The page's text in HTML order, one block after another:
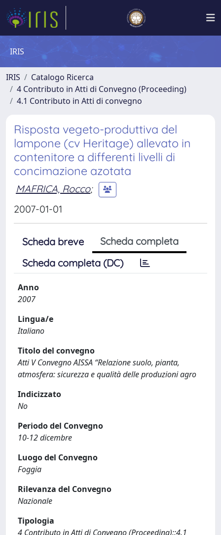
IRIS
IRIS
Catalogo Ricerca
4 Contributo in Atti di Convegno (Proceeding)
4.1 Contributo in Atti di convegno
Risposta vegeto-produttiva del
lampone (cv Heritage) allevato in
contenitore a differenti livelli di
concimazione azotata
MAFRICA, Rocco;
2007-01-01
Scheda breve
Scheda completa
Scheda completa (DC)
Anno
2007
Lingua/e
Italiano
Titolo del convegno
Atti V Convegno AISSA “Relazione suolo, pianta,
atmosfera: sicurezza e qualità delle produzioni agro
Indicizzato
No
Periodo del Convegno
10-12 dicembre
Luogo del Convegno
Foggia
Rilevanza del Convegno
Nazionale
Tipologia
4 Contributo in Atti di Convegno (Proceeding)::4.1